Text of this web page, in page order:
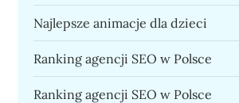
Najlepsze animacje dla dzieci
Ranking agencji SEO w Polsce
Ranking agencji SEO w Polsce